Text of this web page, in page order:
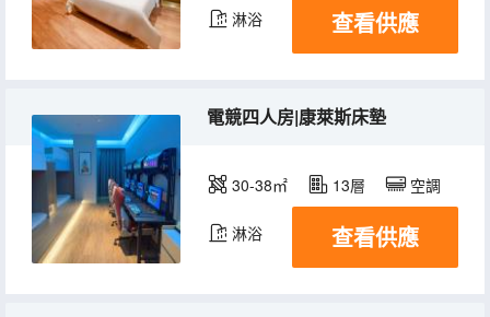
淋浴 查看供應
電競四人房|康萊斯床墊
30-38㎡ 13層 空調
淋浴 查看供應